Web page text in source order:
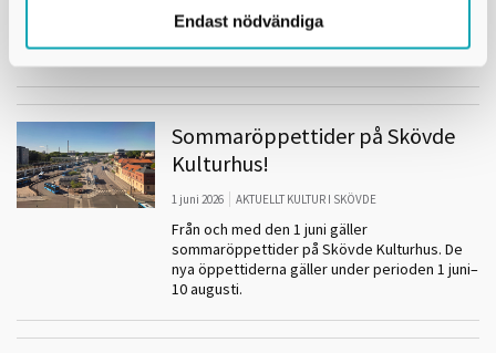
Endast nödvändiga
dialogen kring konsten i våra offentliga rum
med nya rutter och gästspel - till fots, på hjul
och med inbjudna konstnärer!
Sommaröppettider på Skövde
Kulturhus!
1 juni 2026 AKTUELLT KULTUR I SKÖVDE
Från och med den 1 juni gäller
sommaröppettider på Skövde Kulturhus. De
nya öppettiderna gäller under perioden 1 juni–
10 augusti.